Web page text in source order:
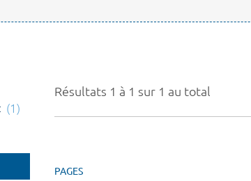
Résultats 1 à 1 sur 1 au total
PAGES
(1)